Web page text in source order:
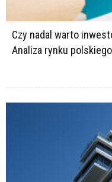
Czy nadal warto
Analiza rynku